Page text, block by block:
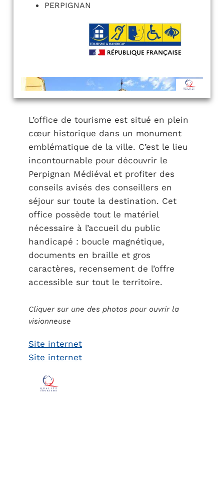
PERPIGNAN
L’office de tourisme est situé en plein
cœur historique dans un monument
emblématique de la ville. C’est le lieu
incontournable pour découvrir le
Perpignan Médiéval et profiter des
conseils avisés des conseillers en
séjour sur toute la destination. Cet
office possède tout le matériel
nécessaire à l’accueil du public
handicapé : boucle magnétique,
documents en braille et gros
caractères, recensement de l’offre
accessible sur tout le territoire.
Cliquer sur une des photos pour ouvrir la
visionneuse
Site internet
Site internet